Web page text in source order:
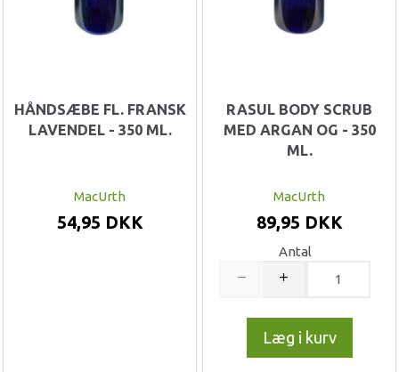
HÅNDSÆBE FL. FRANSK
LAVENDEL - 350 ML.
MacUrth
54,95 DKK
RASUL BODY SCRUB
MED ARGAN OG - 350
ML.
MacUrth
89,95 DKK
Antal
Læg i kurv